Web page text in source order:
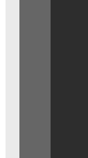
Rodrigo